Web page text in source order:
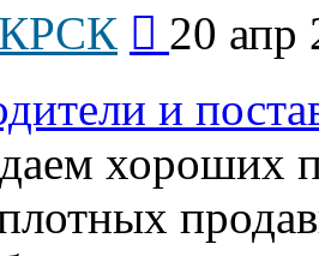
последнему
20 апр
и
хороших